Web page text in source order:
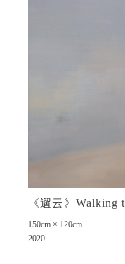
《遛云》Walking
150cm × 120cm
2020